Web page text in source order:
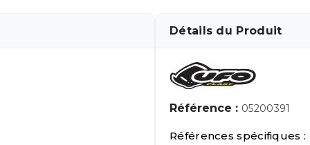
Détails du Produit
Référence : 05200391
Références spécifiques :